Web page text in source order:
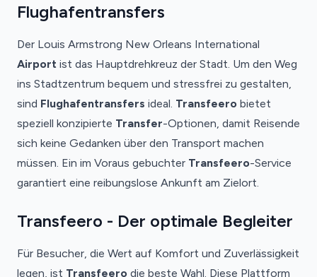
Flughafentransfers
Der Louis Armstrong New Orleans International
Airport ist das Hauptdrehkreuz der Stadt. Um den Weg
ins Stadtzentrum bequem und stressfrei zu gestalten,
sind Flughafentransfers ideal. Transfeero bietet
speziell konzipierte Transfer-Optionen, damit Reisende
sich keine Gedanken über den Transport machen
müssen. Ein im Voraus gebuchter Transfeero-Service
garantiert eine reibungslose Ankunft am Zielort.
Transfeero - Der optimale Begleiter
Für Besucher, die Wert auf Komfort und Zuverlässigkeit
legen, ist Transfeero die beste Wahl. Diese Plattform